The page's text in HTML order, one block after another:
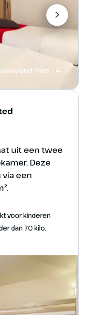
Paris - 4-
uit een twee
Deze
een
voor kinderen
dan 70 kilo.
Park vind je
ontmoetingen
Adventure World kun
shows,
die de